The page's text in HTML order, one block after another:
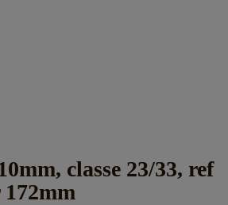
classe 23/33, ref